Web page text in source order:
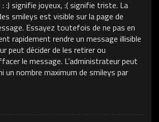
: :) signifie joyeux, :( signifie triste. La
smileys est visible sur la page de
Essayez toutefois de ne pas en
rapidement rendre un message illisible
peut décider de les retirer ou
le message. L’administrateur peut
un nombre maximum de smileys par